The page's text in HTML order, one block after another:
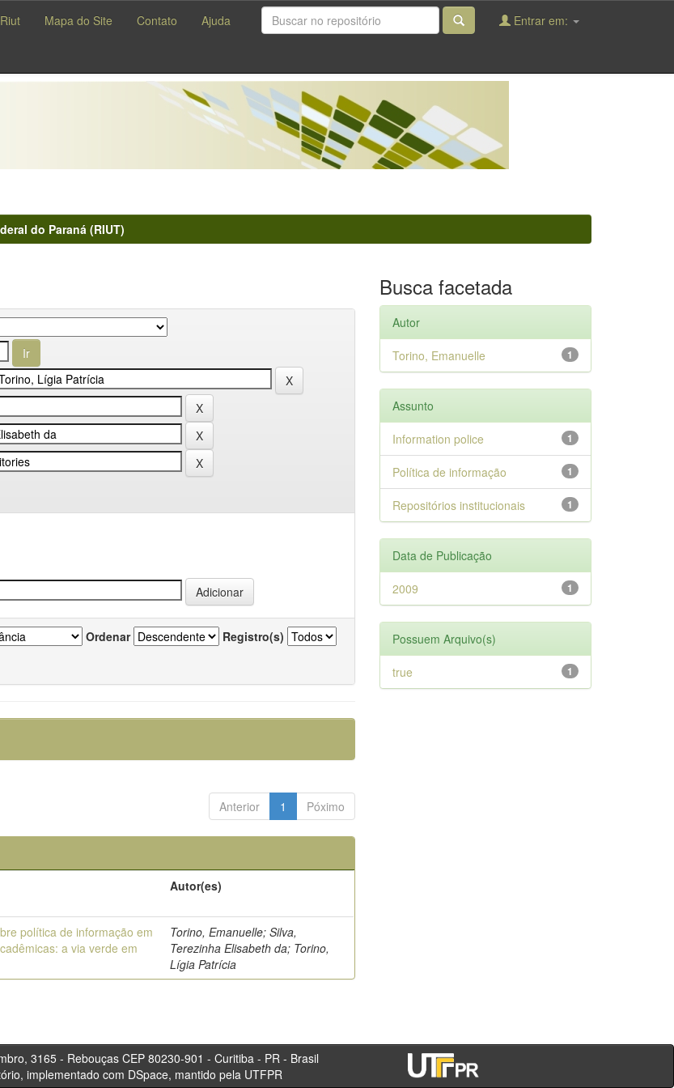
Mapa do Site Contato Ajuda Entrar em:
do Paraná (RIUT)
Ordenar Registro(s)
Anterior 1 Póximo
Autor(es)
política de informação em
a via verde em
Torino, Emanuelle; Silva,
Terezinha Elisabeth da; Torino,
Lígia Patrícia
Busca facetada
Autor
1
Torino, Emanuelle
Assunto
1
Information police
1
Política de informação
1
Repositórios institucionais
Data de Publicação
1
2009
Possuem Arquivo(s)
1
true
3165 - Rebouças CEP 80230-901 - Curitiba - PR - Brasil
implementado com DSpace, mantido pela UTFPR